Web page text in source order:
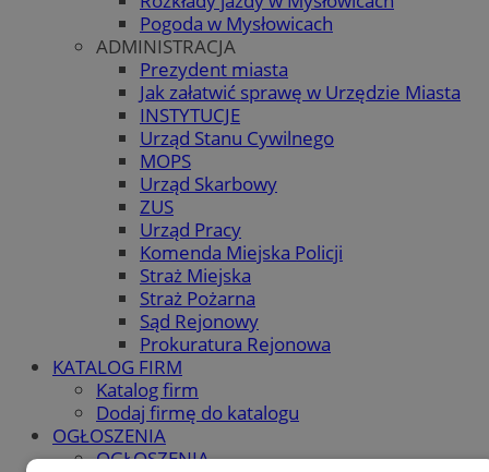
Pogoda w Mysłowicach
ADMINISTRACJA
Prezydent miasta
Jak załatwić sprawę w Urzędzie Miasta
INSTYTUCJE
Urząd Stanu Cywilnego
MOPS
Urząd Skarbowy
ZUS
Urząd Pracy
Komenda Miejska Policji
Straż Miejska
Straż Pożarna
Sąd Rejonowy
Prokuratura Rejonowa
KATALOG FIRM
Katalog firm
Dodaj firmę do katalogu
OGŁOSZENIA
OGŁOSZENIA